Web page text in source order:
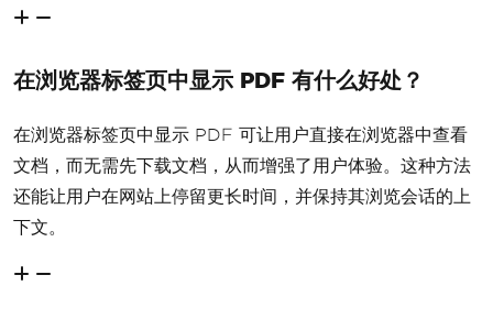
在浏览器标签页中显示 PDF 有什么好处？
在浏览器标签页中显示 PDF 可让用户直接在浏览器中查看
文档，而无需先下载文档，从而增强了用户体验。这种方法
还能让用户在网站上停留更长时间，并保持其浏览会话的上
下文。